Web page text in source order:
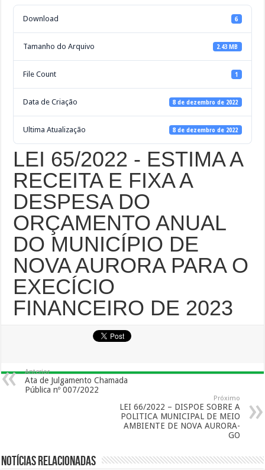
Download 6
Tamanho do Arquivo 2.43 MB
File Count 1
Data de Criação 8 de dezembro de 2022
Ultima Atualização 8 de dezembro de 2022
LEI 65/2022 - ESTIMA A
RECEITA E FIXA A
DESPESA DO
ORÇAMENTO ANUAL
DO MUNICÍPIO DE
NOVA AURORA PARA O
EXECÍCIO
FINANCEIRO DE 2023
Anterior
Ata de Julgamento Chamada
Pública nº 007/2022
Próximo
LEI 66/2022 – DISPOE SOBRE A
POLITICA MUNICIPAL DE MEIO
AMBIENTE DE NOVA AURORA-
GO
Notícias Relacionadas